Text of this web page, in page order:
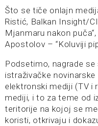
Što se tiče onlajn
Ristić, Balkan Insight/
Mjanmaru nakon
Apostolov – “Koluviji
Podsetimo, nagrade
istraživačke
elektronski mediji (TV i
mediji, i to za teme od
teritorije na kojoj se
koristi, otkrivaju i